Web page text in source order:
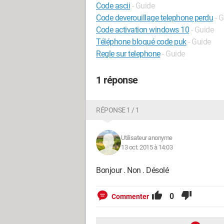
Code ascii - Guide
Code deverouillage telephone perdu -
Code activation windows 10 - Guide
Téléphone bloqué code puk- Guide
Regle sur telephone- Guide
1 réponse
RÉPONSE 1 / 1
Utilisateur anonyme
13 oct. 2015 à 14:03
Bonjour . Non . Désolé
Commenter 0